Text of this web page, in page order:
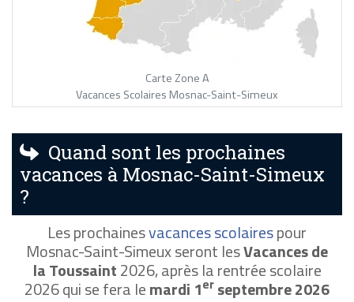
Carte Zone A
Vacances Scolaires Mosnac-Saint-Simeux
Quand sont les prochaines
vacances à Mosnac-Saint-Simeux
?
Les prochainesvacances scolairespour
Mosnac-Saint-Simeux seront lesVacances de
la Toussaint2026, après la rentrée scolaire
2026 qui se fera lemardi 1er septembre 2026